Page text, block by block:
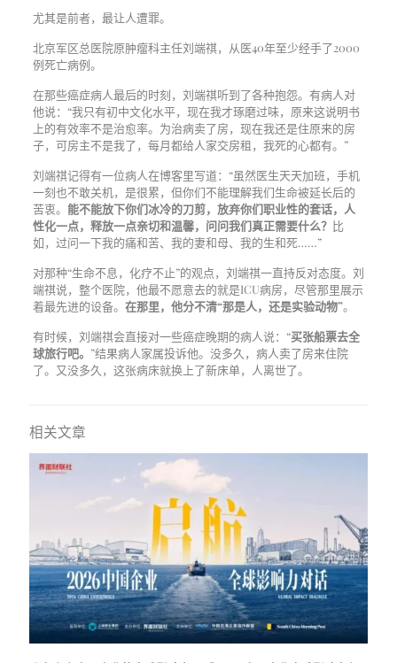
尤其是前者，最让人遭罪。
北京军区总医院原肿瘤科主任刘端祺，从医40年至少经手了2000
例死亡病例。
在那些癌症病人最后的时刻，刘端祺听到了各种抱怨。有病人对
他说：“我只有初中文化水平，现在我才琢磨过味，原来这说明书
上的有效率不是治愈率。为治病卖了房，现在我还是住原来的房
子，可房主不是我了，每月都给人家交房租，我死的心都有。”
刘端祺记得有一位病人在博客里写道：“虽然医生天天加班，手机
一刻也不敢关机，是很累，但你们不能理解我们生命被延长后的
苦衷。 能不能放下你们冰冷的刀剪，放弃你们职业性的套话，人
性化一点，释放一点亲切和温馨，问问我们真正需要什么？ 比
如，过问一下我的痛和苦、我的妻和母、我的生和死……”
对那种“生命不息，化疗不止”的观点，刘端祺一直持反对态度。刘
端祺说，整个医院，他最不愿意去的就是ICU病房，尽管那里展示
着最先进的设备。 在那里，他分不清“那是人，还是实验动物”。
有时候，刘端祺会直接对一些癌症晚期的病人说：“买张船票去全
球旅行吧。 ”结果病人家属投诉他。没多久，病人卖了房来住院
了。又没多久，这张病床就换上了新床单，人离世了。
相关文章